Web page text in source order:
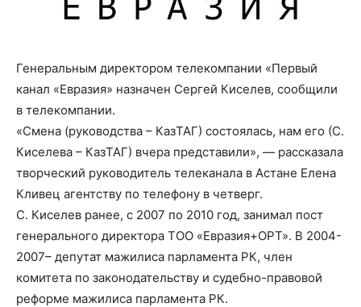
Генеральным директором телекомпании «Первый
канал «Евразия» назначен Сергей Киселев, сообщили
в телекомпании.
«Смена (руководства – КазТАГ) состоялась, нам его (С.
Киселева – КазТАГ) вчера представили», — рассказала
творческий руководитель телеканала в Астане Елена
Кливец агентству по телефону в четверг.
С. Киселев ранее, с 2007 по 2010 год, занимал пост
генерального директора ТОО «Евразия+ОРТ». В 2004-
2007– депутат мажилиса парламента РК, член
комитета по законодательству и судебно-правовой
реформе мажилиса парламента РК.